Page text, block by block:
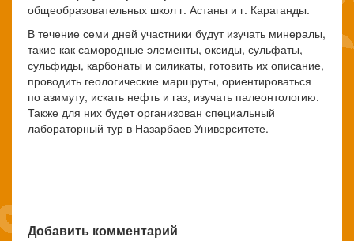
общеобразовательных школ г. Астаны и г. Караганды.
В течение семи дней участники будут изучать минералы,
такие как самородные элементы, оксиды, сульфаты,
сульфиды, карбонаты и силикаты, готовить их описание,
проводить геологические маршруты, ориентироваться
по азимуту, искать нефть и газ, изучать палеонтологию.
Также для них будет организован специальный
лабораторный тур в Назарбаев Университете.
Добавить комментарий